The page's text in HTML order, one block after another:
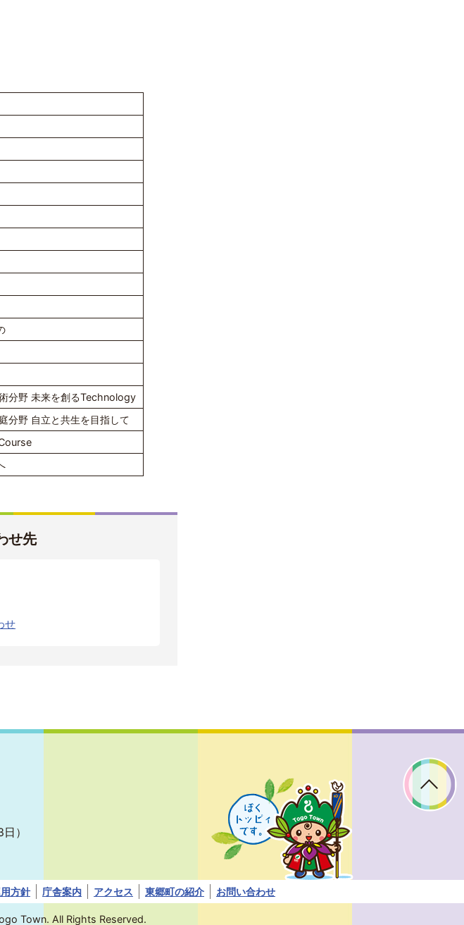
分野 未来を創るTechnology
分野 自立と共生を目指して
せ先
せ
）
ッ
ピ
す。
方針 庁舎案内 アクセス 東郷町の紹介 お問い合わせ
Town. All Rights Reserved.